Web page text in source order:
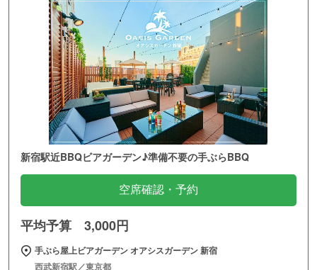
新宿駅近BBQビアガーデン♪準備不要の手ぶらBBQ
空席確認・予約
平均予算 3,000円
手ぶら屋上ビアガーデン オアシスガーデン 新宿
西武新宿駅／東京都